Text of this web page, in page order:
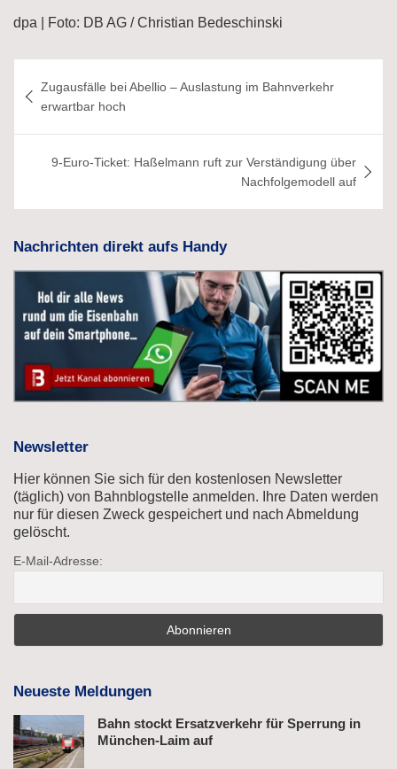
dpa | Foto: DB AG / Christian Bedeschinski
Zugausfälle bei Abellio – Auslastung im Bahnverkehr
erwartbar hoch
9-Euro-Ticket: Haßelmann ruft zur Verständigung über
Nachfolgemodell auf
Nachrichten direkt aufs Handy
Newsletter
Hier können Sie sich für den kostenlosen Newsletter
(täglich) von Bahnblogstelle anmelden. Ihre Daten werden
nur für diesen Zweck gespeichert und nach Abmeldung
gelöscht.
E-Mail-Adresse:
Neueste Meldungen
Bahn stockt Ersatzverkehr für Sperrung in
München-Laim auf